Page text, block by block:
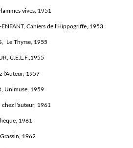
vives, 1951
ENFANT, Cahiers de l'Hippogriffe, 1953
Le Thyrse, 1955
C.E.L.F.,1955
l'Auteur, 1957
Unimuse, 1959
chez l'auteur, 1961
1961
Grassin, 1962